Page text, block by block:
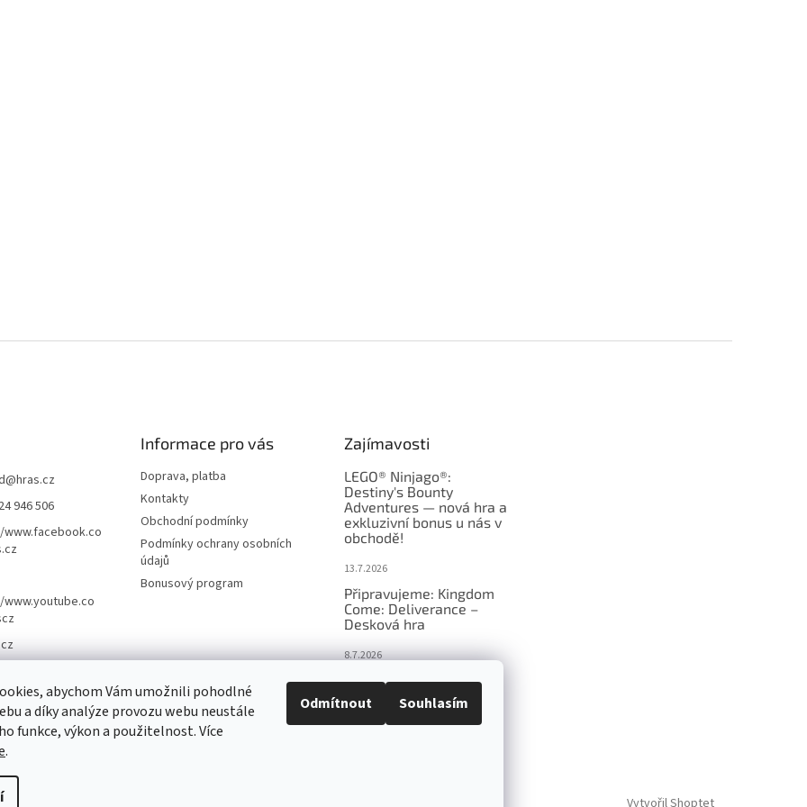
abychom Vám umožnili pohodlné
a díky analýze provozu webu neustále
funkce, výkon a použitelnost. Více
.
Odmítnout Souhlasím
@hras.cz
946 506
Informace pro vás
Doprava, platba
Kontakty
Obchodní podmínky
Podmínky ochrany osobních
údajů
Bonusový program
Zajímavosti
LEGO® Ninjago®:
Destiny's Bounty
Adventures — nová hra a
exkluzivní bonus u nás v
obchodě!
13.7.2026
Připravujeme: Kingdom
Come: Deliverance –
Desková hra
8.7.2026
Nejlepší deskové hry:
výběr, který frčí v celém
Česku
Vytvořil Shoptet
cookies